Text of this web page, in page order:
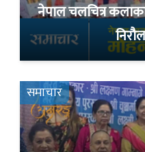
नेपाल चलचित्र
समाचार